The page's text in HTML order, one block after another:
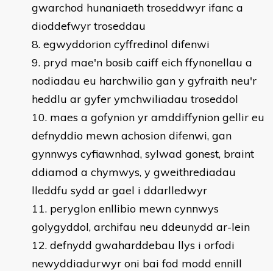
gwarchod hunaniaeth troseddwyr ifanc a
dioddefwyr troseddau
egwyddorion cyffredinol difenwi
pryd mae'n bosib caiff eich ffynonellau a
nodiadau eu harchwilio gan y gyfraith neu'r
heddlu ar gyfer ymchwiliadau troseddol
maes a gofynion yr amddiffynion gellir eu
defnyddio mewn achosion difenwi, gan
gynnwys cyfiawnhad, sylwad gonest, braint
ddiamod a chymwys, y gweithrediadau
lleddfu sydd ar gael i ddarlledwyr
peryglon enllibio mewn cynnwys
golygyddol, archifau neu ddeunydd ar-lein
defnydd gwaharddebau llys i orfodi
newyddiadurwyr oni bai fod modd ennill